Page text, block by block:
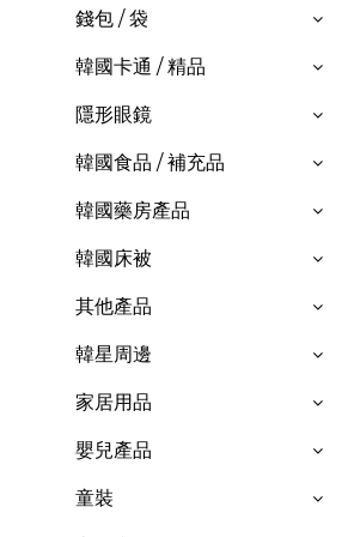
錢包 / 袋
韓國卡通 / 精品
隱形眼鏡
韓國食品 / 補充品
韓國藥房產品
韓國床被
其他產品
韓星周邊
家居用品
嬰兒產品
童裝